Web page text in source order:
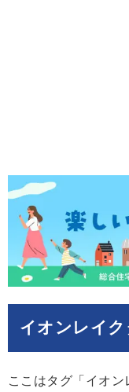
イオンレイ
ここはタグ「イオン